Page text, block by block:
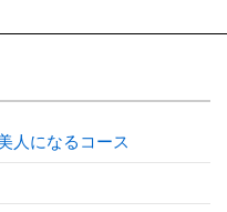
人になるコース